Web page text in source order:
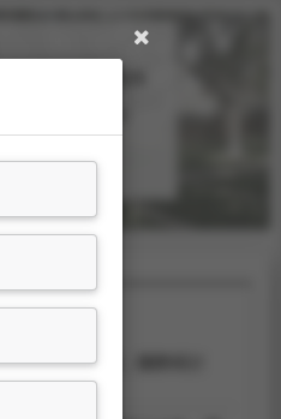
與東亞新格局」國際研討